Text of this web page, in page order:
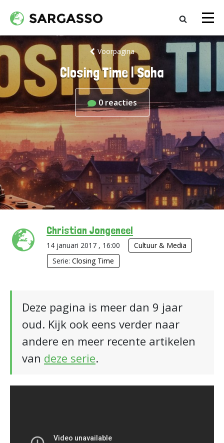
Voorpagina
Closing Time | Soha
0 reacties
Christian Jongeneel
14 januari 2017 , 16:00
Cultuur & Media
Serie:Closing Time
Deze pagina is meer dan 9 jaar
oud. Kijk ook eens verder naar
andere en meer recente artikelen
van deze serie.